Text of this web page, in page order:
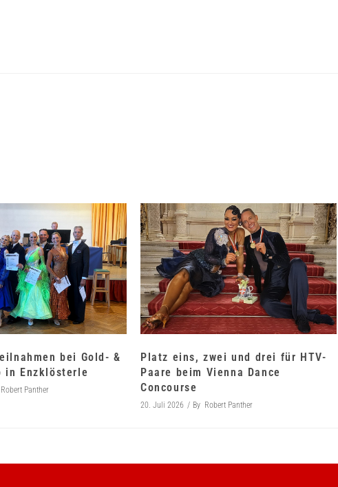
bei Gold- &
in Enzklösterle
Robert Panther
Platz eins, zwei und drei für HTV-
Paare beim Vienna Dance
Concourse
20. Juli 2026 By Robert Panther